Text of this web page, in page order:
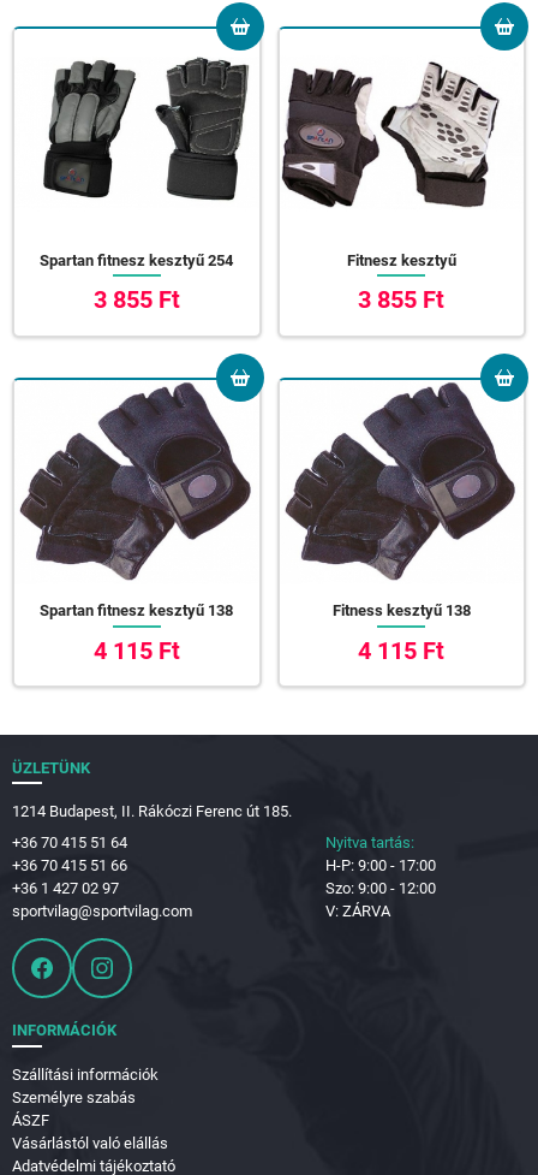
Spartan fitnesz kesztyű 254
3 855 Ft
Fitnesz kesztyű
3 855 Ft
Spartan fitnesz kesztyű 138
4 115 Ft
Fitness kesztyű 138
4 115 Ft
ÜZLETÜNK
1214 Budapest, II. Rákóczi Ferenc út 185.
+36 70 415 51 64
+36 70 415 51 66
+36 1 427 02 97
sportvilag@sportvilag.com
Nyitva tartás:
H-P: 9:00 - 17:00
Szo: 9:00 - 12:00
V: ZÁRVA
INFORMÁCIÓK
Szállítási információk
Személyre szabás
ÁSZF
Vásárlástól való elállás
Adatvédelmi tájékoztató